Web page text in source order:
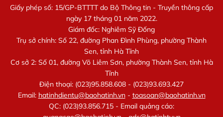
Giấy phép số: 15/GP-BTTTT do Bộ Thông tin - Truyền thông cấp
ngày 17 tháng 01 năm 2022.
Giám đốc: Nghiêm Sỹ Đống
Trụ sở chính: Số 22, đường Phan Đình Phùng, phường Thành
Sen, tỉnh Hà Tĩnh
Cơ sở 2: Số 01, đường Võ Liêm Sơn, phường Thành Sen, tỉnh Hà
Tĩnh
Điện thoại: (023)95.858.608 - (023)93.693.427
Email: hatinhdientu@baohatinh.vn- toasoan@baohatinh.vn
QC: (023)93.856.715 - Email quảng cáo: